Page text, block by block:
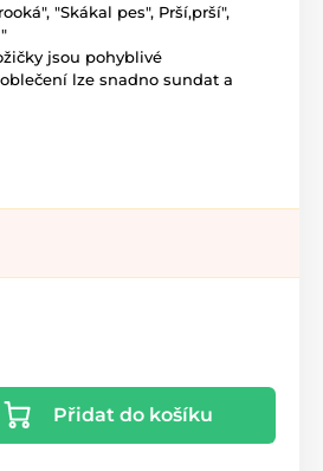
"Skákal pes", Prší,prší",
jsou pohyblivé
lze snadno sundat a
Přidat do košíku